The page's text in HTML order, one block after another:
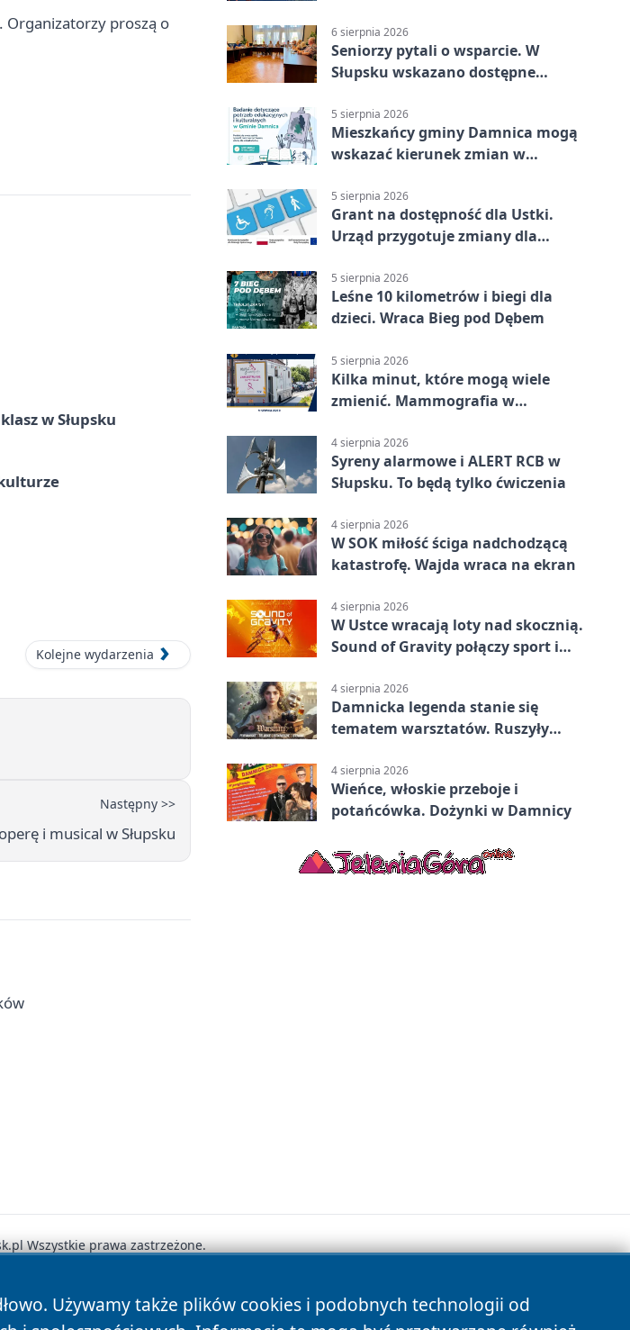
Organizatorzy proszą o
w Słupsku
Kolejne wydarzenia
Następny >>
i musical w Słupsku
6 sierpnia 2026
Seniorzy pytali o wsparcie. W
Słupsku wskazano dostępne
5 sierpnia 2026
Mieszkańcy gminy Damnica mogą
wskazać kierunek zmian w
5 sierpnia 2026
Grant na dostępność dla Ustki.
Urząd przygotuje zmiany dla
5 sierpnia 2026
Leśne 10 kilometrów i biegi dla
dzieci. Wraca Bieg pod Dębem
5 sierpnia 2026
Kilka minut, które mogą wiele
zmienić. Mammografia w
4 sierpnia 2026
Syreny alarmowe i ALERT RCB w
Słupsku. To będą tylko ćwiczenia
4 sierpnia 2026
W SOK miłość ściga nadchodzącą
katastrofę. Wajda wraca na ekran
4 sierpnia 2026
W Ustce wracają loty nad skocznią.
Sound of Gravity połączy sport i
4 sierpnia 2026
Damnicka legenda stanie się
tematem warsztatów. Ruszyły
4 sierpnia 2026
Wieńce, włoskie przeboje i
potańcówka. Dożynki w Damnicy
Używamy także plików cookies i podobnych technologii od
Wszystkie prawa zastrzeżone.
Prywatności Polityka Cookies